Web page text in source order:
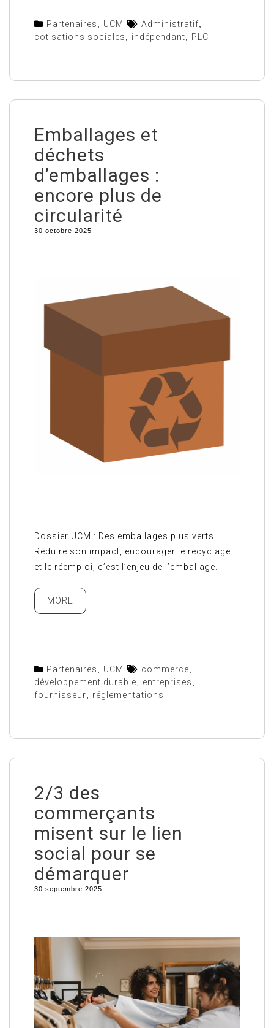
Partenaires UCM Administratif
cotisations sociales
indépendant PLC
Emballages et
déchets
d’emballages :
encore plus de
circularité
30 octobre 2025
Dossier UCM : Des emballages plus verts
Réduire son impact, encourager le recyclage
et le réemploi, c’est l’enjeu de l’emballage.
MORE
Partenaires UCM commerce
développement durable
entreprises
fournisseur
réglementations
2/3 des
commerçants
misent sur le lien
social pour se
démarquer
30 septembre 2025